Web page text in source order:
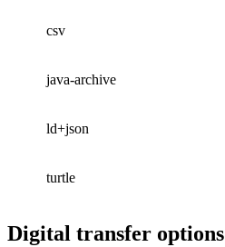
csv
java-archive
ld+json
turtle
Digital transfer options